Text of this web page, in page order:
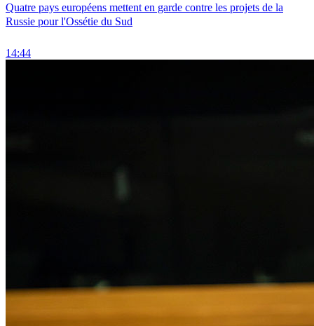
Quatre pays européens mettent en garde contre les projets de la
Russie pour l'Ossétie du Sud
14:44